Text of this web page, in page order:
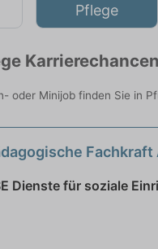
Pflege
oder Minijob finden Sie in
Dienste für soziale